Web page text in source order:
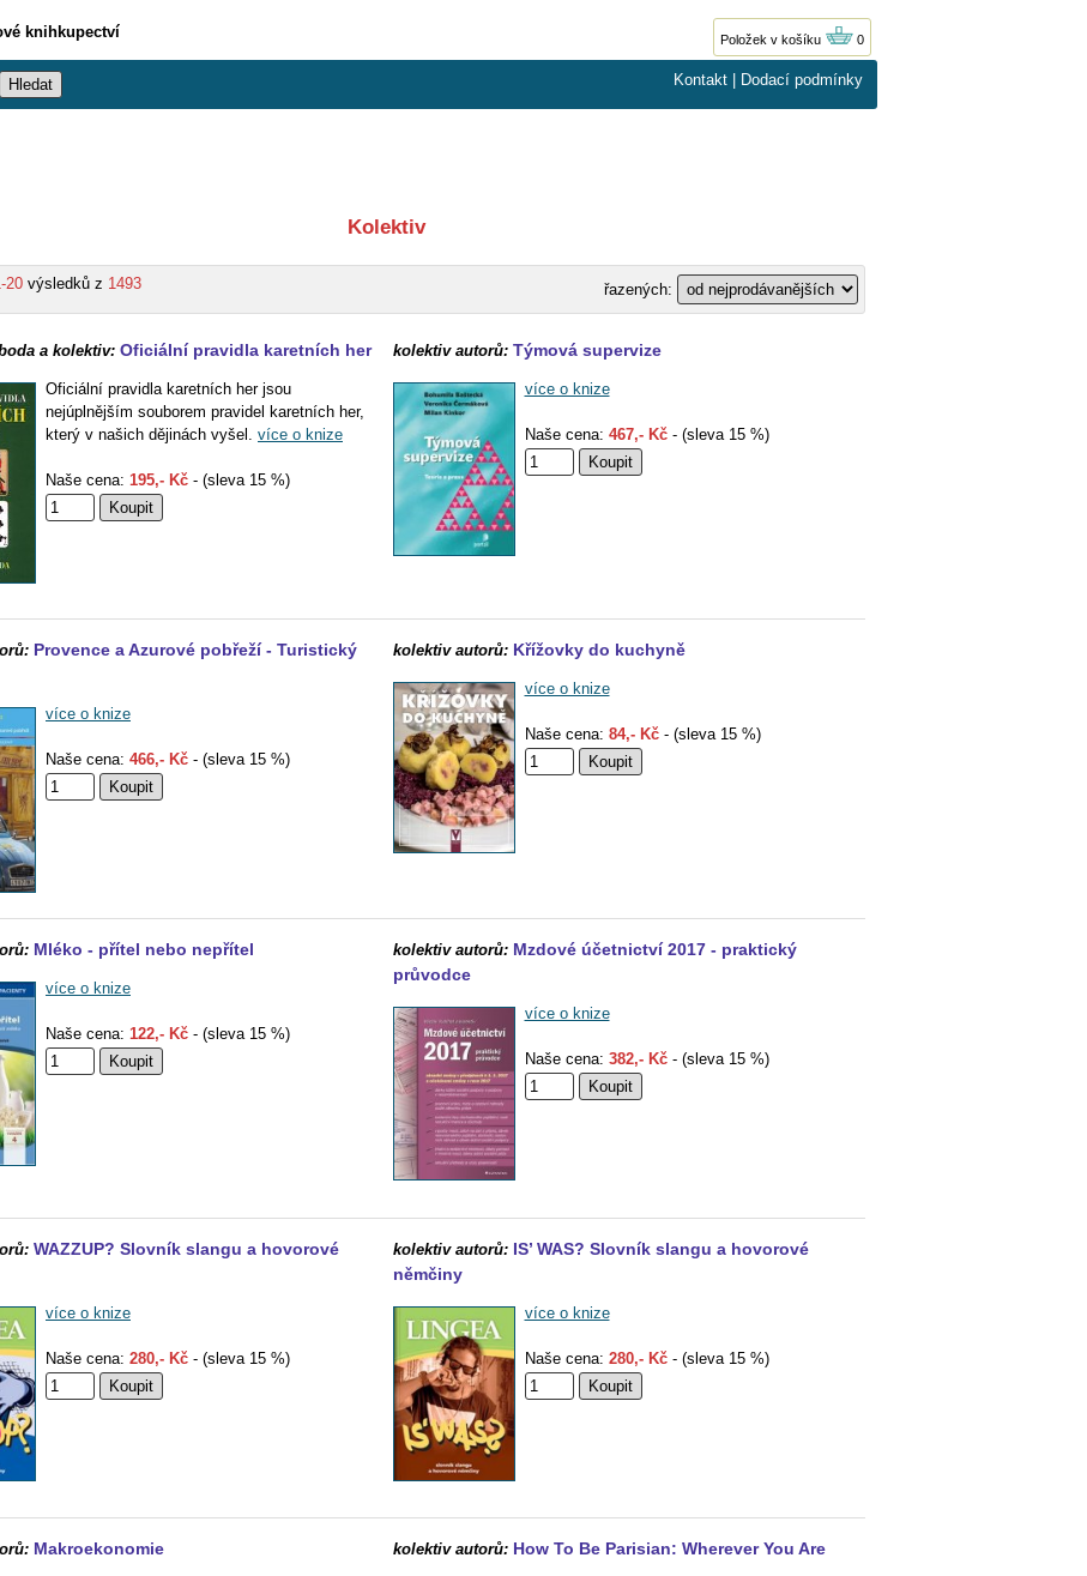
knihkupectví Položek v košíku 0
Kontakt Dodací podmínky
Kolektiv
20 výsledků z 1493 řazených:
a kolektiv: Oficiální pravidla karetních her
Oficiální pravidla karetních her jsou
nejúplnějším souborem pravidel karetních her,
který v našich dějinách vyšel. více o knize
Naše cena: 195,- Kč - (sleva 15 %)
kolektiv autorů: Týmová supervize
více o knize
Naše cena: 467,- Kč- (sleva 15 %)
Provence a Azurové pobřeží - Turistický
více o knize
Naše cena: 466,- Kč - (sleva 15 %)
kolektiv autorů: Křížovky do kuchyně
více o knize
Naše cena: 84,- Kč- (sleva 15 %)
Mléko - přítel nebo nepřítel
více o knize
Naše cena: 122,- Kč - (sleva 15 %)
kolektiv autorů: Mzdové účetnictví 2017 - praktický
průvodce
více o knize
Naše cena: 382,- Kč- (sleva 15 %)
WAZZUP? Slovník slangu a hovorové
více o knize
Naše cena: 280,- Kč - (sleva 15 %)
kolektiv autorů: IS’ WAS? Slovník slangu a hovorové
němčiny
více o knize
Naše cena: 280,- Kč- (sleva 15 %)
Makroekonomie kolektiv autorů: How To Be Parisian: Wherever You Are